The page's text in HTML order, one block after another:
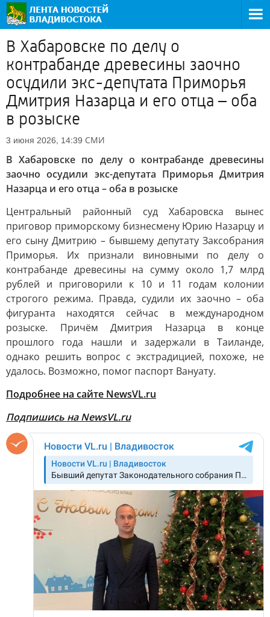
В Хабаровске по делу о
контрабанде древесины заочно
осудили экс-депутата Приморья
Дмитрия Назарца и его отца – оба
в розыске
3 июня 2026, 14:39 СМИ
В Хабаровске по делу о контрабанде древесины
заочно осудили экс-депутата Приморья Дмитрия
Назарца и его отца – оба в розыске
Центральный районный суд Хабаровска вынес
приговор приморскому бизнесмену Юрию Назарцу и
его сыну Дмитрию – бывшему депутату Заксобрания
Приморья. Их признали виновными по делу о
контрабанде древесины на сумму около 1,7 млрд
рублей и приговорили к 10 и 11 годам колонии
строгого режима. Правда, судили их заочно – оба
фигуранта находятся сейчас в международном
розыске. Причём Дмитрия Назарца в конце
прошлого года нашли и задержали в Таиланде,
однако решить вопрос с экстрадицией, похоже, не
удалось. Возможно, помог паспорт Вануату.
Подробнее на сайте NewsVL.ru
Подпишись на NewsVL.ru